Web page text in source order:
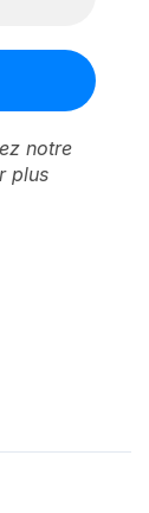
notre
plus